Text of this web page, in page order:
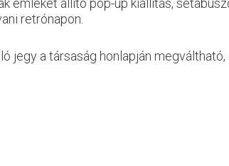
emléket állító pop-up kiállítás,
retrónapon.
jegy a társaság honlapján